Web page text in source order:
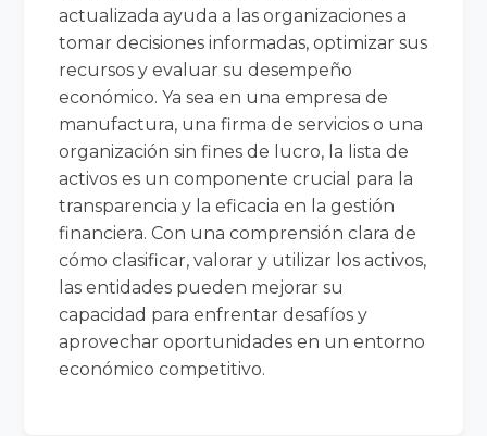
actualizada ayuda a las organizaciones a
tomar decisiones informadas, optimizar sus
recursos y evaluar su desempeño
económico. Ya sea en una empresa de
manufactura, una firma de servicios o una
organización sin fines de lucro, la lista de
activos es un componente crucial para la
transparencia y la eficacia en la gestión
financiera. Con una comprensión clara de
cómo clasificar, valorar y utilizar los activos,
las entidades pueden mejorar su
capacidad para enfrentar desafíos y
aprovechar oportunidades en un entorno
económico competitivo.